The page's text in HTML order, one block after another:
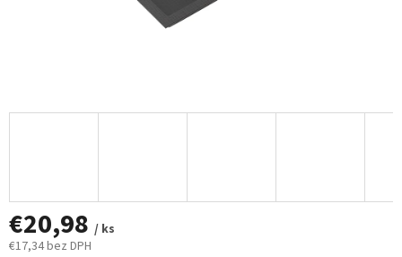
€20,98 / ks
€17,34 bez DPH